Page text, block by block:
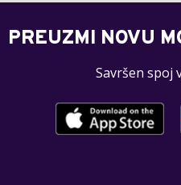
PREUZMI NOVU
Savršen spoj